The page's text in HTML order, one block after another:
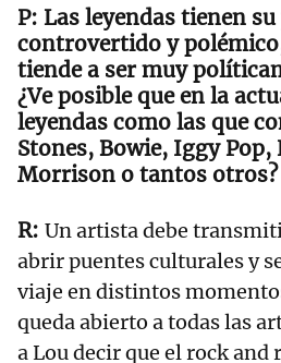
Las leyendas tienen
controvertido y
tiende a ser muy
¿Ve posible que en la
leyendas como las que
Stones, Bowie, Iggy Pop,
Morrison o tantos otros?
Un artista debe
abrir puentes culturales y
viaje en distintos
queda abierto a todas las
a Lou decir que el rock and